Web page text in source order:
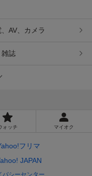
AV、カメラ
雑誌
ォッチ マイオク
フリマ
JAPAN
バシーセンター